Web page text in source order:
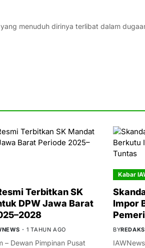
menuduh dirinya terlibat dalam
Terbitkan SK
DPW Jawa Barat
1 TAHUN AGO
– Dewan Pimpinan Pusat
Kabar
Impor
BY